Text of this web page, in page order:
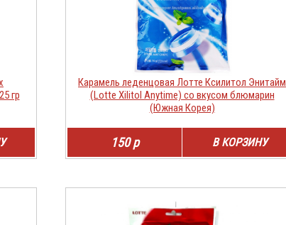
гр
Карамель леденцовая Лотте Ксилитол Энитайм
(Lotte Xilitol Anytime) со вкусом блюмарин
(Южная Корея)
150 р В КОРЗИНУ